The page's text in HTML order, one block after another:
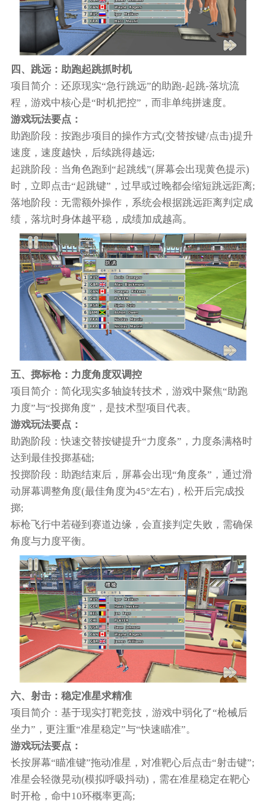
四、跳远：助跑起跳抓时机
项目简介：还原现实“急行跳远”的助跑-起跳-落坑流
程，游戏中核心是“时机把控”，而非单纯拼速度。
游戏玩法要点：
助跑阶段：按跑步项目的操作方式(交替按键/点击)提升
速度，速度越快，后续跳得越远;
起跳阶段：当角色跑到“起跳线”(屏幕会出现黄色提示)
时，立即点击“起跳键”，过早或过晚都会缩短跳远距离;
落地阶段：无需额外操作，系统会根据跳远距离判定成
绩，落坑时身体越平稳，成绩加成越高。
五、掷标枪：力度角度双调控
项目简介：简化现实多轴旋转技术，游戏中聚焦“助跑
力度”与“投掷角度”，是技术型项目代表。
游戏玩法要点：
助跑阶段：快速交替按键提升“力度条”，力度条满格时
达到最佳投掷基础;
投掷阶段：助跑结束后，屏幕会出现“角度条”，通过滑
动屏幕调整角度(最佳角度为45°左右)，松开后完成投
掷;
标枪飞行中若碰到赛道边缘，会直接判定失败，需确保
角度与力度平衡。
六、射击：稳定准星求精准
项目简介：基于现实打靶竞技，游戏中弱化了“枪械后
坐力”，更注重“准星稳定”与“快速瞄准”。
游戏玩法要点：
长按屏幕“瞄准键”拖动准星，对准靶心后点击“射击键”;
准星会轻微晃动(模拟呼吸抖动)，需在准星稳定在靶心
时开枪，命中10环概率更高;